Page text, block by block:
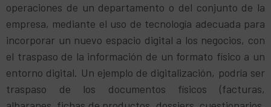
operaciones de un departamento o del conjunto de la
empresa, mediante el uso de tecnología adecuada para
incorporar un nuevo espacio digital a los negocios, con
el traspaso de la información de un formato físico a un
entorno digital. Un ejemplo de digitalización, podría ser
traspaso de los documentos físicos (facturas,